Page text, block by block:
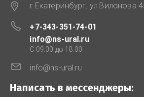
г.Екатеринбург, ул.Вилонова
+7-343-351-74-01
info@ns-ural.ru
C 09:00 до 18:00
info@ns-ural.ru
Написать в мессенджеры: